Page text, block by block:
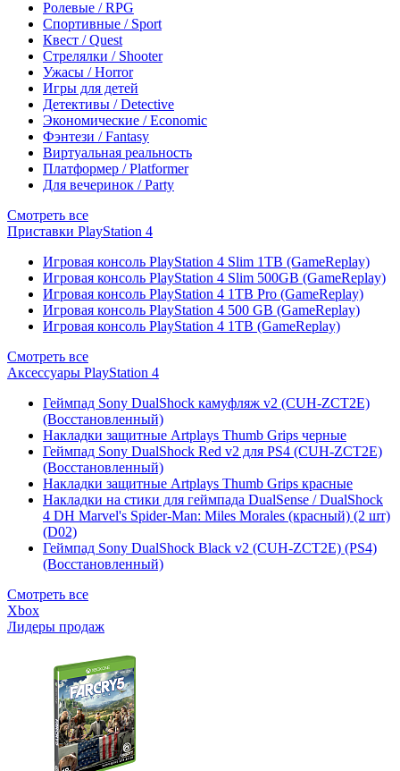
Ролевые / RPG
Спортивные / Sport
Квест / Quest
Стрелялки / Shooter
Ужасы / Horror
Игры для детей
Детективы / Detective
Экономические / Economic
Фэнтези / Fantasy
Виртуальная реальность
Платформер / Platformer
Для вечеринок / Party
Смотреть все
Приставки PlayStation 4
Игровая консоль PlayStation 4 Slim 1TB (GameReplay)
Игровая консоль PlayStation 4 Slim 500GB (GameReplay)
Игровая консоль PlayStation 4 1TB Pro (GameReplay)
Игровая консоль PlayStation 4 500 GB (GameReplay)
Игровая консоль PlayStation 4 1TB (GameReplay)
Смотреть все
Аксессуары PlayStation 4
Геймпад Sony DualShock камуфляж v2 (CUH-ZCT2E)
(Восстановленный)
Накладки защитные Artplays Thumb Grips черные
Геймпад Sony DualShock Red v2 для PS4 (CUH-ZCT2E)
(Восстановленный)
Накладки защитные Artplays Thumb Grips красные
Накладки на стики для геймпада DualSense / DualShock
4 DH Marvel's Spider-Man: Miles Morales (красный) (2 шт)
(D02)
Геймпад Sony DualShock Black v2 (CUH-ZCT2E) (PS4)
(Восстановленный)
Смотреть все
Xbox
Лидеры продаж